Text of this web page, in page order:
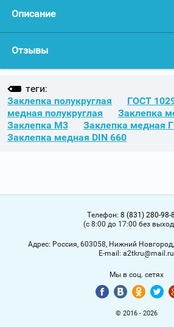
Описание
Отзывы
теги:
Заклепка полукруглая
ГОСТ
медная полукруглая
Заклепка
Заклепка М3
Заклепка медная
Заклепка медная DIN 660
Телефон: 8 (831) 280-98-
(с 8:00 до 17:00 без
Адрес: Россия, 603058, Нижний
Е-mail: a2tkru@mail.ru
Мы в соц. сетях
© 2016 - 2026